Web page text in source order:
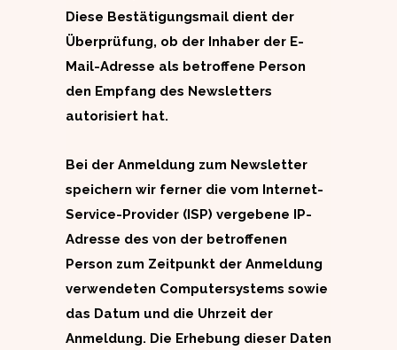
Diese Bestätigungsmail dient der
Überprüfung, ob der Inhaber der E-
Mail-Adresse als betroffene Person
den Empfang des Newsletters
autorisiert hat.
Bei der Anmeldung zum Newsletter
speichern wir ferner die vom Internet-
Service-Provider (ISP) vergebene IP-
Adresse des von der betroffenen
Person zum Zeitpunkt der Anmeldung
verwendeten Computersystems sowie
das Datum und die Uhrzeit der
Anmeldung. Die Erhebung dieser Daten